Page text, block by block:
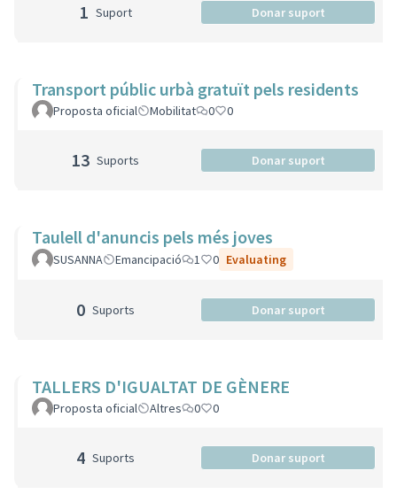
1 Suport Donar suport
Transport públic urbà gratuït pels residents
Proposta oficial Mobilitat 0 0
13 Suports Donar suport
Taulell d'anuncis pels més joves
SUSANNA Emancipació 1 0 Evaluating
0 Suports Donar suport
TALLERS D'IGUALTAT DE GÈNERE
Proposta oficial Altres 0 0
4 Suports Donar suport